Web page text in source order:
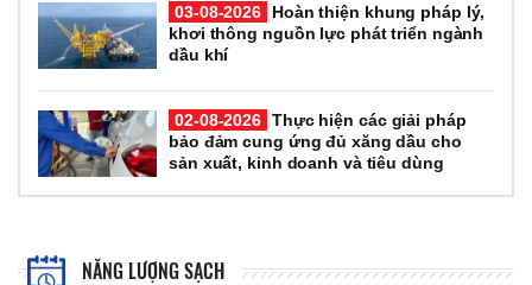
03-08-2026
Hoàn thiện khung pháp lý,
khơi thông nguồn lực phát triển ngành
dầu khí
02-08-2026 Thực hiện các giải pháp
bảo đảm cung ứng đủ xăng dầu cho
sản xuất, kinh doanh và tiêu dùng
NĂNG LƯỢNG SẠCH